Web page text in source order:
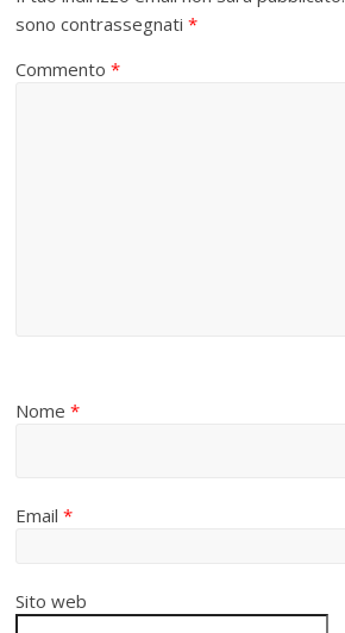
sono contrassegnati*
Commento*
Nome*
Email*
Sito web